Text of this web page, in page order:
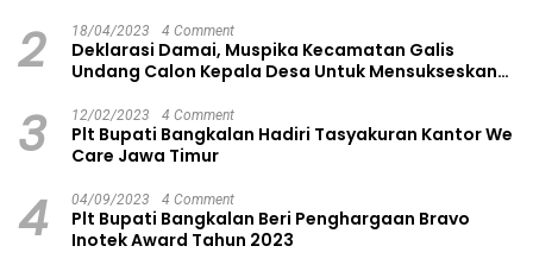
2 18/04/2023 4 Comment
Deklarasi Damai, Muspika Kecamatan Galis
Undang Calon Kepala Desa Untuk Mensukseskan
3 12/02/2023 4 Comment
Plt Bupati Bangkalan Hadiri Tasyakuran Kantor We
Care Jawa Timur
4 04/09/2023 4 Comment
Plt Bupati Bangkalan Beri Penghargaan Bravo
Inotek Award Tahun 2023